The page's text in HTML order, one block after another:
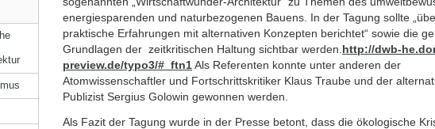
energiesparenden und naturbezogenen Bauens. In der Tagung sollte
praktische Erfahrungen mit alternativen Konzepten berichtet“ sowie die
Grundlagen der zeitkritischen Haltung sichtbar werden. http://dwb-
preview.de/typo3/#_ftn1Als Referenten konnte unter anderen der
Atomwissenschaftler und Fortschrittskritiker Klaus Traube und der
Publizist Sergius Golowin gewonnen werden.
Als Fazit der Tagung wurde in der Presse betont, dass die ökologische